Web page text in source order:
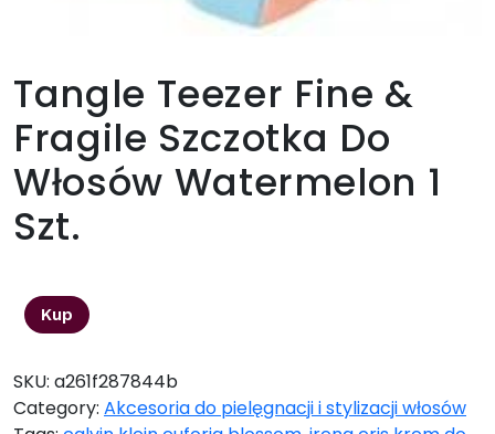
Tangle Teezer Fine &
Fragile Szczotka Do
Włosów Watermelon 1
Szt.
Kup
SKU: a261f287844b
Category: Akcesoria do pielęgnacji i stylizacji włosów